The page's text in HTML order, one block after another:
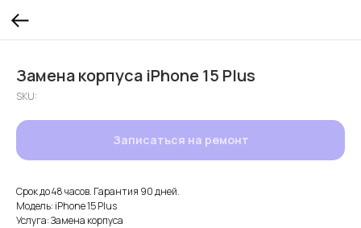
Замена корпуса iPhone 15 Plus
SKU:
Записаться на ремонт
Срок до 48 часов. Гарантия 90 дней.
Модель: iPhone 15 Plus
Услуга: Замена корпуса